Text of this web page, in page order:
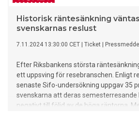
Historisk räntesänkning
svenskarnas reslust
7.11.2024 13:30:00 CET Ticket
Efter Riksbankens största
ett uppsving för resebranschen. Enligt
senaste Sifo-undersökning uppgav 35
svenskarna att deras semesterresande
negativt till följd av de höga räntorna.